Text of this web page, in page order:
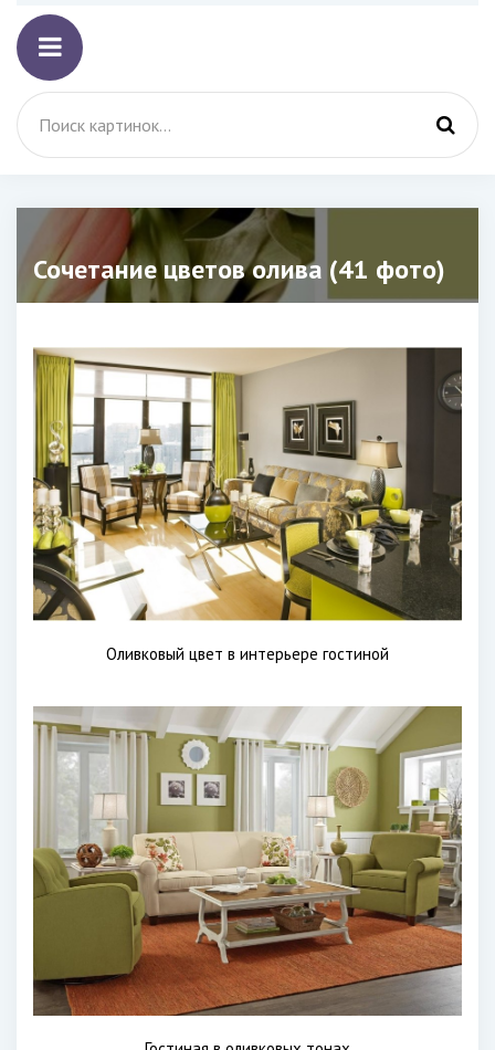
Сочетание цветов олива (41 фото)
Оливковый цвет в интерьере гостиной